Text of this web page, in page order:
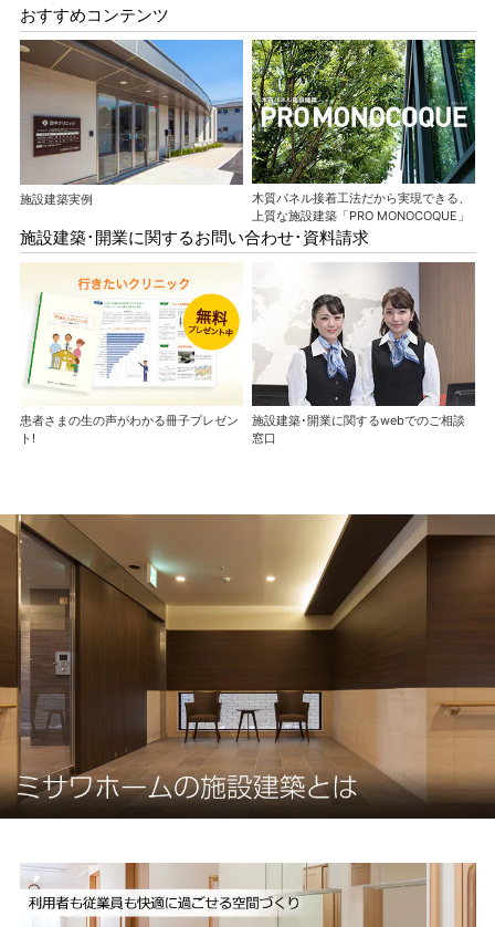
住まいの売却
これから住まいをご検討の方
多彩な動画やこだわりが詰まった建築実例、注目の最新情報など、
住まいづくりを楽しく学べるデジタルラウンジです。
ホームラウンジ 新築・戸建て
ォームの具体策とアイデアを豊富にご用意しています。
ホームラウンジ リフォーム
すべてのフィールドに新しい価値をデザインし、持続可能な未来志
向のまちづくりを実現していきます。
ミサワゼネラルソリューション
ミサワホームオーナーさま・リフォーム工事ご契約者さまとミサワ
ホームを結ぶコミュニケーションサイト。お得・便利・安心なコン
テンツや、ミサワホームからの大切なお知らせなど配信していま
す。
ミサワオーナーズクラブ
新卒者採用
中途採用
障がい者採用
ウエルネス事業
海外事業
ミサワアイデンティティ
おすすめコンテンツ
施設建築実例
木質パネル接着工法だから実現できる、
上質な施設建築「PRO MONOCOQUE」
施設建築･開業に関するお問い合わせ･資料請求
患者さまの生の声がわかる冊子プレゼン
ト!
施設建築･開業に関するwebでのご相談
窓口